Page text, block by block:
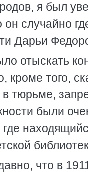
я был
он случайно
Дарьи
отыскать
кроме того,
тюрьме,
были
где
что в